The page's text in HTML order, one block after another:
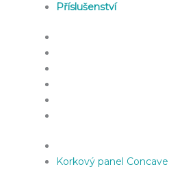
Příslušenství
Korkový panel Concave